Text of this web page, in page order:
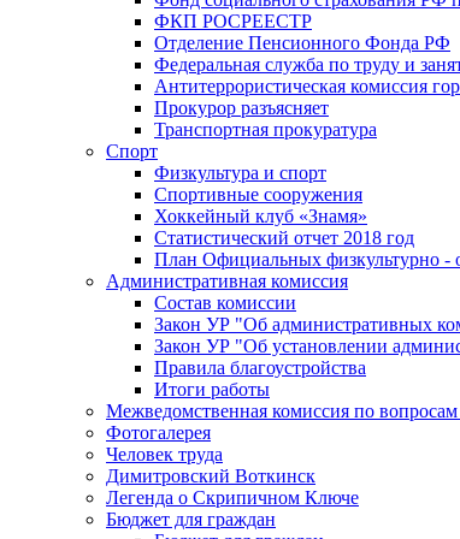
ФКП РОСРЕЕСТР
Отделение Пенсионного Фонда РФ
Федеральная служба по труду и
Антитеррористическая комиссия
Прокурор разъясняет
Транспортная прокуратура
Спорт
Физкультура и спорт
Спортивные сооружения
Хоккейный клуб «Знамя»
Статистический отчет 2018 год
План Официальных физкультурно -
Административная комиссия
Состав комиссии
Закон УР "Об административных
Закон УР "Об установлении
Правила благоустройства
Итоги работы
Межведомственная комиссия по
Фотогалерея
Человек труда
Димитровский Воткинск
Легенда о Скрипичном Ключе
Бюджет для граждан